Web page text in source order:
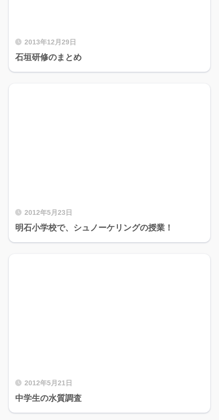
2013年12月29日
石垣研修のまとめ
2012年5月23日
明石小学校で、シュノーケリングの授業！
2012年5月21日
中学生の水質調査